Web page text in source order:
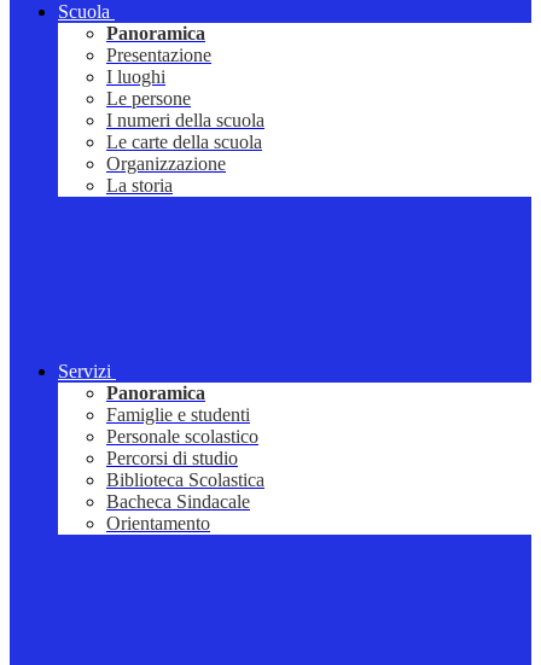
Scuola
Panoramica
Presentazione
I luoghi
Le persone
I numeri della scuola
Le carte della scuola
Organizzazione
La storia
Servizi
Panoramica
Famiglie e studenti
Personale scolastico
Percorsi di studio
Biblioteca Scolastica
Bacheca Sindacale
Orientamento